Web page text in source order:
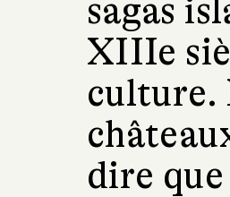
sagas
XIIIe
culture.
dire